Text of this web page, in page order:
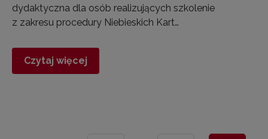
dydaktyczna dla osób realizujących szkolenie
z zakresu procedury Niebieskich Kart…
Czytaj więcej